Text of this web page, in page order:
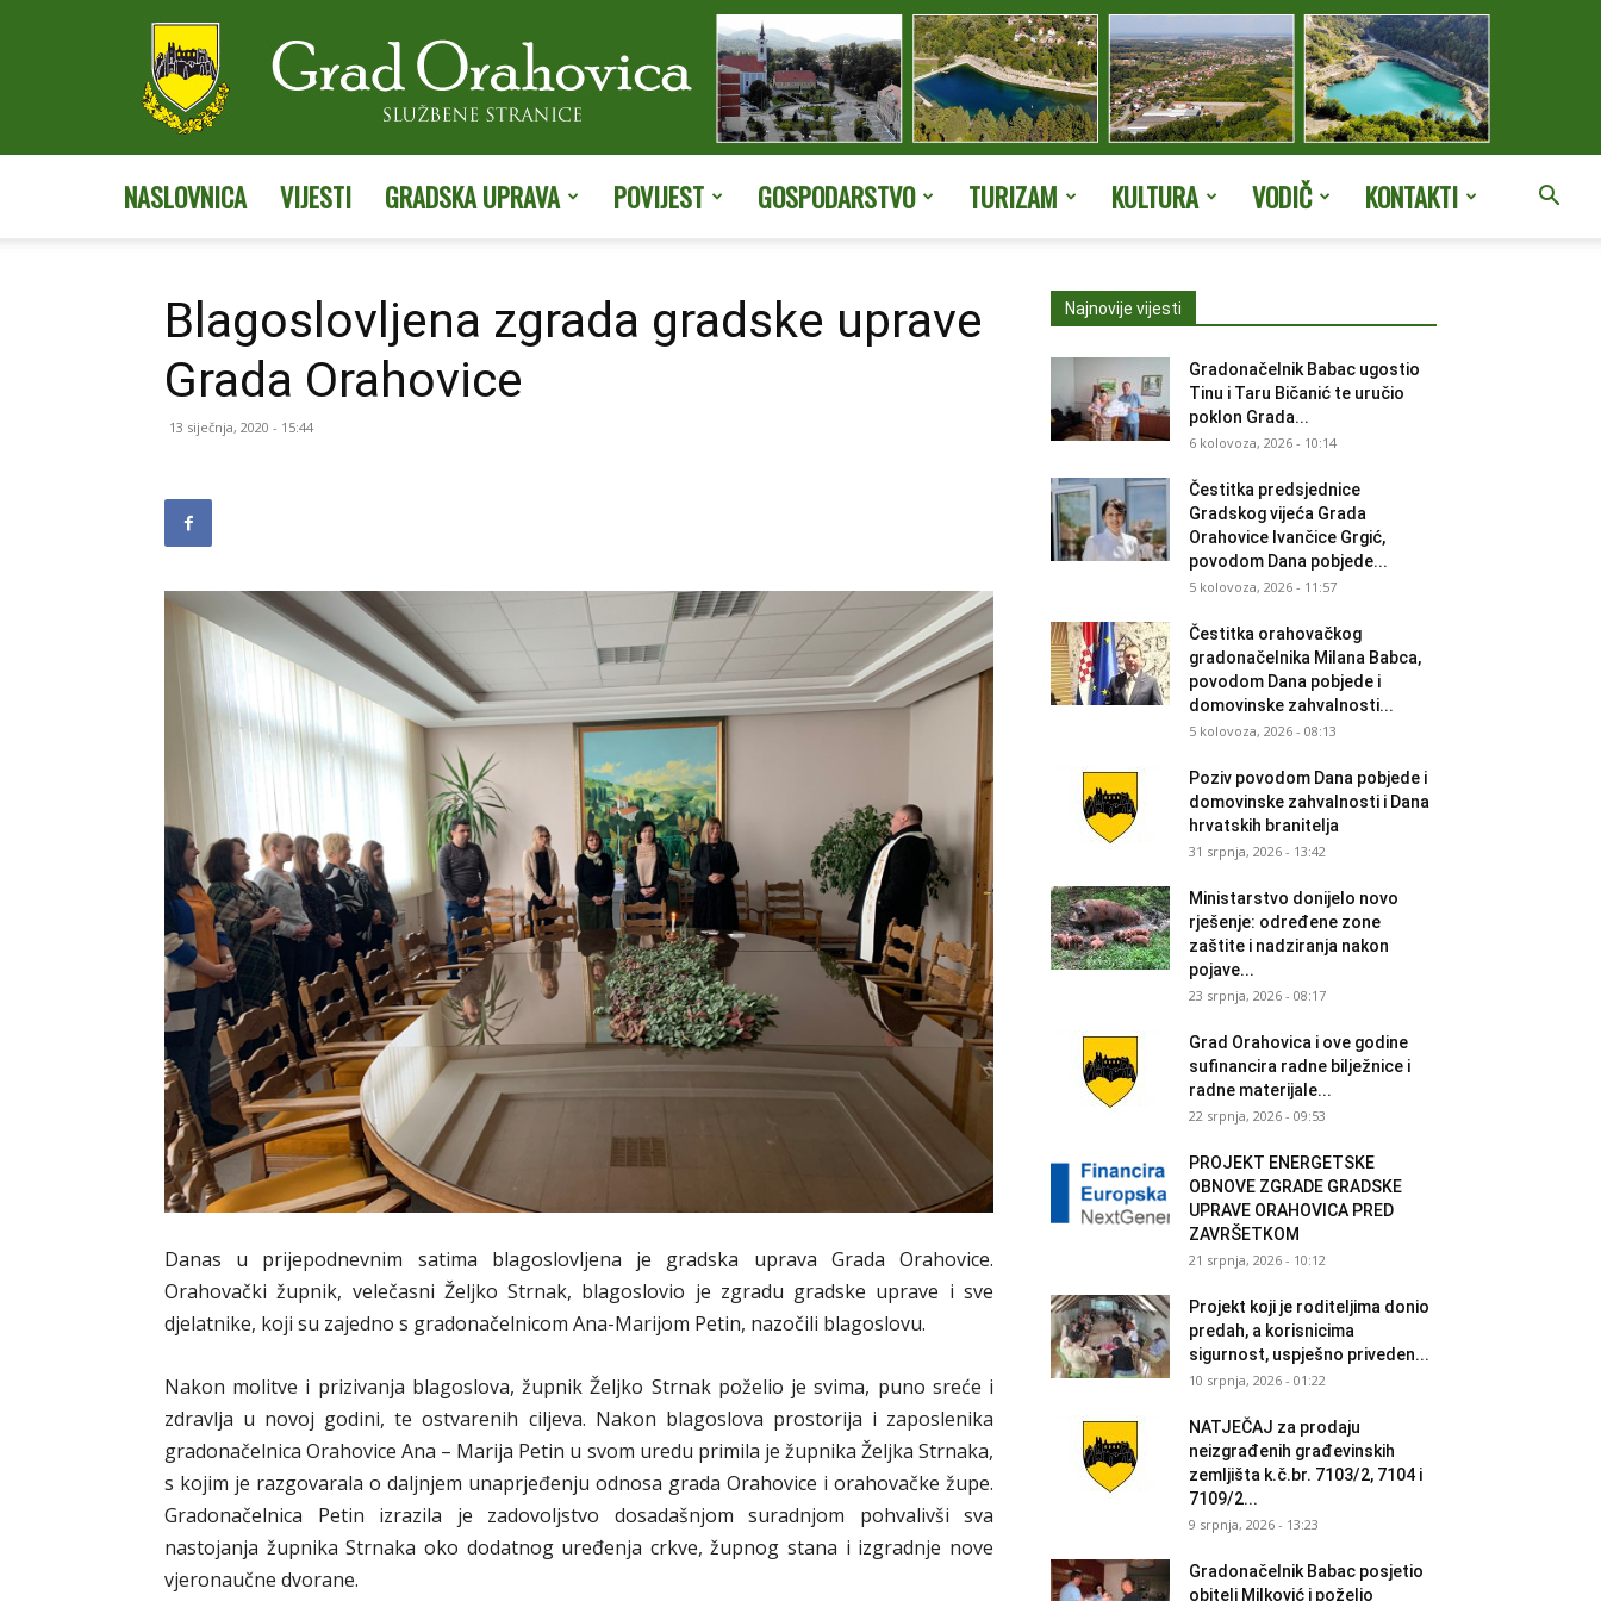
Orahovice
NASLOVNICA VIJESTI GRADSKA UPRAVA POVIJEST GOSPODARSTVO TURIZAM KULTURA VODIČ KONTAKTI
Blagoslovljena zgrada gradske uprave
Grada Orahovice
13 siječnja, 2020 - 15:44
Danas u prijepodnevnim satima blagoslovljena je gradska uprava Grada Orahovice.
Orahovački župnik, velečasni Željko Strnak, blagoslovio je zgradu gradske uprave i sve
djelatnike, koji su zajedno s gradonačelnicom Ana-Marijom Petin, nazočili blagoslovu.
Nakon molitve i prizivanja blagoslova, župnik Željko Strnak poželio je svima, puno sreće i
zdravlja u novoj godini, te ostvarenih ciljeva. Nakon blagoslova prostorija i zaposlenika
gradonačelnica Orahovice Ana – Marija Petin u svom uredu primila je župnika Željka Strnaka,
s kojim je razgovarala o daljnjem unaprjeđenju odnosa grada Orahovice i orahovačke župe.
Gradonačelnica Petin izrazila je zadovoljstvo dosadašnjom suradnjom pohvalivši sva
nastojanja župnika Strnaka oko dodatnog uređenja crkve, župnog stana i izgradnje nove
vjeronaučne dvorane.
Najnovije vijesti
Gradonačelnik Babac ugostio
Tinu i Taru Bičanić te uručio
poklon Grada...
6 kolovoza, 2026 - 10:14
Čestitka predsjednice
Gradskog vijeća Grada
Orahovice Ivančice Grgić,
povodom Dana pobjede...
5 kolovoza, 2026 - 11:57
Čestitka orahovačkog
gradonačelnika Milana Babca,
povodom Dana pobjede i
domovinske zahvalnosti...
5 kolovoza, 2026 - 08:13
Poziv povodom Dana pobjede i
domovinske zahvalnosti i Dana
hrvatskih branitelja
31 srpnja, 2026 - 13:42
Ministarstvo donijelo novo
rješenje: određene zone
zaštite i nadziranja nakon
pojave...
23 srpnja, 2026 - 08:17
Grad Orahovica i ove godine
sufinancira radne bilježnice i
radne materijale...
22 srpnja, 2026 - 09:53
PROJEKT ENERGETSKE
OBNOVE ZGRADE GRADSKE
UPRAVE ORAHOVICA PRED
ZAVRŠETKOM
21 srpnja, 2026 - 10:12
Projekt koji je roditeljima donio
predah, a korisnicima
sigurnost, uspješno priveden...
10 srpnja, 2026 - 01:22
NATJEČAJ za prodaju
neizgrađenih građevinskih
zemljišta k.č.br. 7103/2, 7104 i
7109/2...
9 srpnja, 2026 - 13:23
Gradonačelnik Babac posjetio
obitelj Milković i poželio